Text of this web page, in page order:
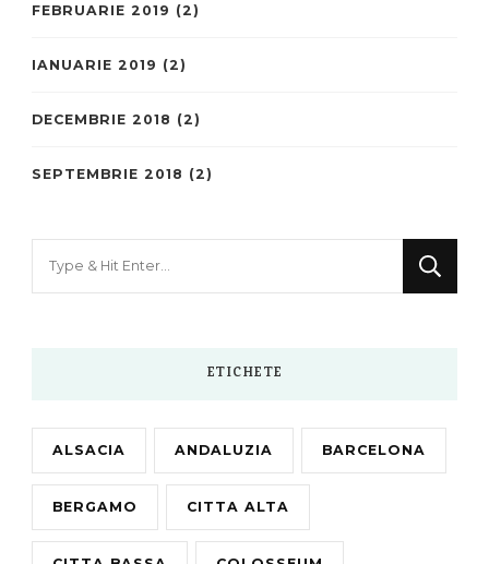
FEBRUARIE 2019 (2)
IANUARIE 2019 (2)
DECEMBRIE 2018 (2)
SEPTEMBRIE 2018 (2)
ETICHETE
ALSACIA ANDALUZIA BARCELONA
BERGAMO CITTA ALTA